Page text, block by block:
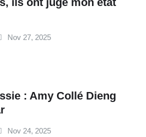
Nov 27, 2025
: Amy Collé Dieng
Nov 24, 2025